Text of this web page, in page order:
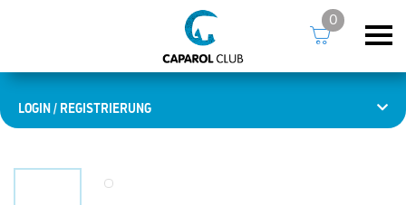
LOGIN / REGISTRIERUNG
0